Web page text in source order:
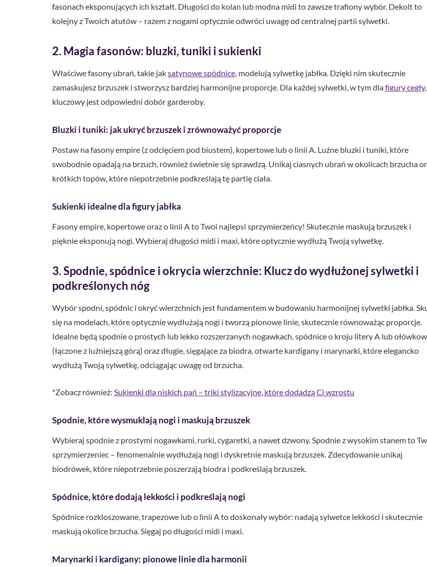
fasonach eksponujących ich kształt. Długości do kolan lub modna midi to zawsze trafiony wybór. Dekolt to
kolejny z Twoich atutów – razem z nogami optycznie odwróci uwagę od centralnej partii sylwetki.
2. Magia fasonów: bluzki, tuniki i sukienki
Właściwe fasony ubrań, takie jaksatynowe spódnice , modelują sylwetkę jabłka. Dzięki nim skutecznie
zamaskujesz brzuszek i stworzysz bardziej harmonijne proporcje. Dla każdej sylwetki, w tym dlafigury cegły,
kluczowy jest odpowiedni dobór garderoby.
Bluzki i tuniki: jak ukryć brzuszek i zrównoważyć proporcje
Postaw na fasony empire (z odcięciem pod biustem), kopertowe lub o linii A. Luźne bluzki i tuniki, które
swobodnie opadają na brzuch, również świetnie się sprawdzą. Unikaj ciasnych ubrań w okolicach brzucha
krótkich topów, które niepotrzebnie podkreślają tę partię ciała.
Sukienki idealne dla figury jabłka
Fasony empire, kopertowe oraz o linii A to Twoi najlepsi sprzymierzeńcy! Skutecznie maskują brzuszek i
pięknie eksponują nogi. Wybieraj długości midi i maxi, które optycznie wydłużą Twoją sylwetkę.
3. Spodnie, spódnice i okrycia wierzchnie: Klucz do wydłużonej sylwetki i
podkreślonych nóg
Wybór spodni, spódnic i okryć wierzchnich jest fundamentem w budowaniu harmonijnej sylwetki jabłka.
się na modelach, które optycznie wydłużają nogi i tworzą pionowe linie, skutecznie równoważąc proporcje.
Idealne będą spodnie o prostych lub lekko rozszerzanych nogawkach, spódnice o kroju litery A lub
(łączone z luźniejszą górą) oraz długie, sięgające za biodra, otwarte kardigany i marynarki, które elegancko
wydłużą Twoją sylwetkę, odciągając uwagę od brzucha.
*Zobacz również: Sukienki dla niskich pań – triki stylizacyjne, które dodadzą Ci wzrostu
Spodnie, które wysmuklają nogi i maskują brzuszek
Wybieraj spodnie z prostymi nogawkami, rurki, cygaretki, a nawet dzwony. Spodnie z wysokim stanem to
sprzymierzeniec – fenomenalnie wydłużają nogi i dyskretnie maskują brzuszek. Zdecydowanie unikaj
biodrówek, które niepotrzebnie poszerzają biodra i podkreślają brzuszek.
Spódnice, które dodają lekkości i podkreślają nogi
Spódnice rozkloszowane, trapezowe lub o linii A to doskonały wybór: nadają sylwetce lekkości i skutecznie
maskują okolice brzucha. Sięgaj po długości midi i maxi.
Marynarki i kardigany: pionowe linie dla harmonii